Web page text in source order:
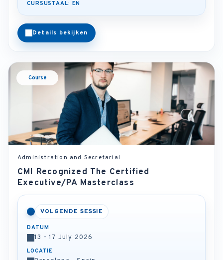
CURSUSTAAL: EN
Details bekijken
Course
Administration and Secretarial
CMI Recognized The Certified
Executive/PA Masterclass
VOLGENDE SESSIE
DATUM
13 - 17 July 2026
LOCATIE